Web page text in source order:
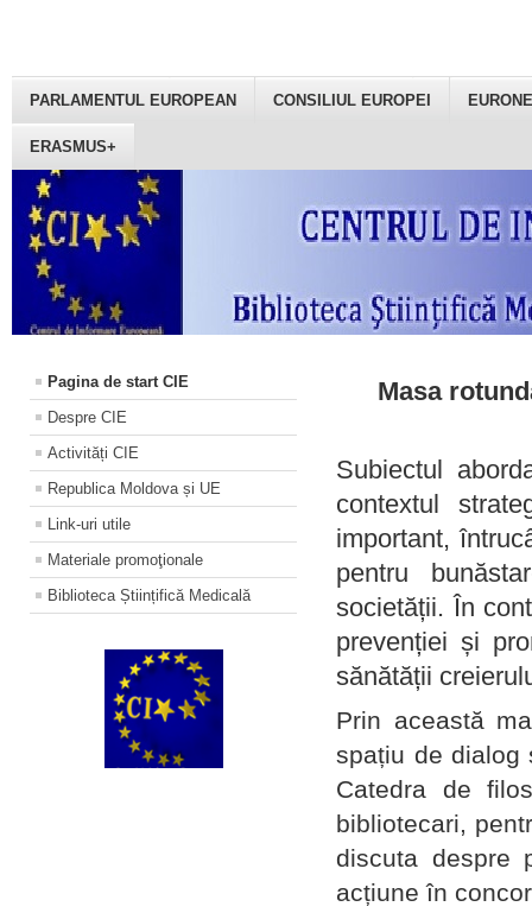
PARLAMENTUL EUROPEAN CONSILIUL EUROPEI
ERASMUS+
Pagina de start CIE
Despre CIE
Activități CIE
Republica Moldova și UE
Link-uri utile
Materiale promoţionale
Biblioteca Științifică Medicală
Masa
Subiectul
contextul
important,
pentru
societății. În
prevenției și
sănătății
Prin această
spațiu de dialog
Catedra de
bibliotecari,
discuta despre
acțiune în